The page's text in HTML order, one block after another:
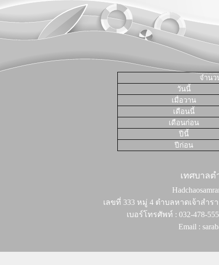
จำนว
วันนี้
เมื่อวาน
เดือนนี้
เดือนก่อน
ปีนี้
ปีก่อน
เทศบาล
เลขที่ 333 หมู่ 4 ตำบลหาดเจ้าสำร
เบอร์โทรศัพท์ : 032-478-
Email :